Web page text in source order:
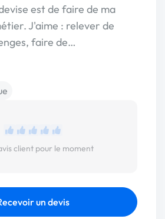
est de faire de ma
J'aime : relever de
faire de…
client pour le moment
un devis